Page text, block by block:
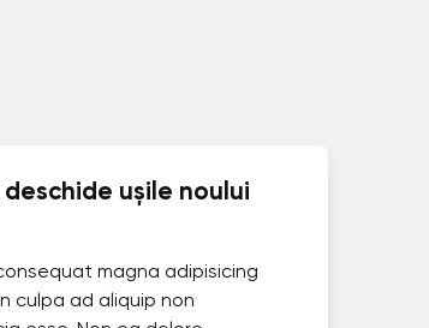
ușile noului
magna adipisicing
culpa ad aliquip non